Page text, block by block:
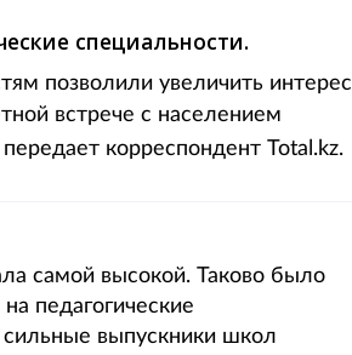
специальности.
позволили увеличить интерес
встрече с населением
передает корреспондент Total.kz.
самой высокой. Таково было
педагогические
выпускники школ